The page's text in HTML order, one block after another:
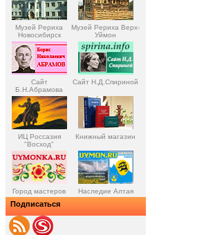
Музей Рериха
Новосибирск
Музей Рериха Верх-
Уймон
Сайт
Б.Н.Абрамова
Сайт Н.Д.Спириной
ИЦ Россазия
"Восход"
Книжный магазин
Город мастеров Наследие Алтая
Подписаться